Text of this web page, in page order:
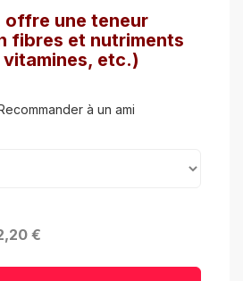
offre une teneur
fibres et nutriments
etc.)
à un ami
€